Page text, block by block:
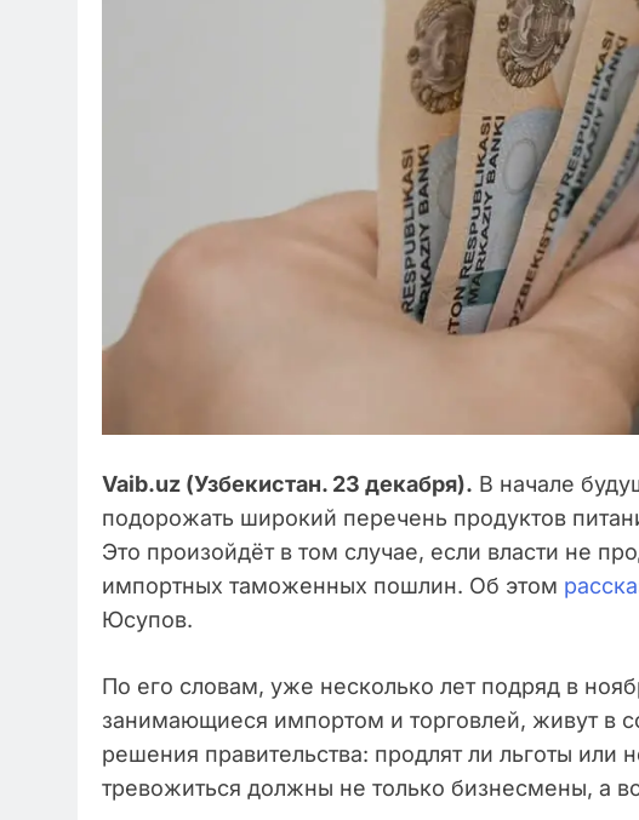
Vaib.uz (Узбекистан. 23 декабря). В начале
подорожать широкий перечень продуктов
Это произойдёт в том случае, если власти не
импортных таможенных пошлин. Об этом
Юсупов.
По его словам, уже несколько лет подряд в
занимающиеся импортом и торговлей, живут в
решения правительства: продлят ли льготы или
тревожиться должны не только бизнесмены, а